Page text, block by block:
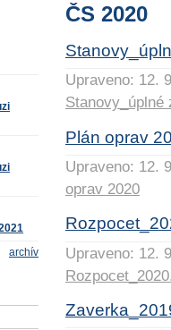
ČS 2020
Upraveno: 12.
Stanovy_úplné
Plán oprav
Upraveno: 12.
oprav 2020
Upraveno: 12.
archív